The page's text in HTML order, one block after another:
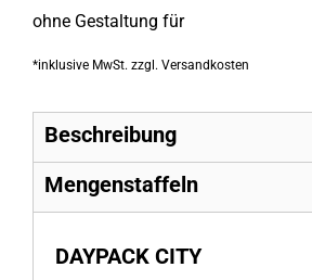
ohne Gestaltung für
*inklusive MwSt. zzgl. Versandkosten
Beschreibung
Mengenstaffeln
DAYPACK CITY